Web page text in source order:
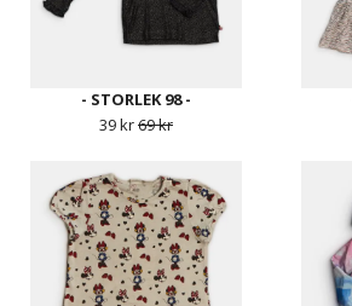
- STORLEK 98 -
39 kr69 kr